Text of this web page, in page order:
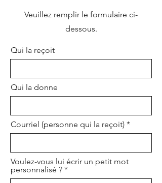
Veuillez remplir le formulaire ci-
dessous.
Qui la reçoit
Qui la donne
Courriel (personne qui la reçoit)
Voulez-vous lui écrir un petit mot
personnalisé ?